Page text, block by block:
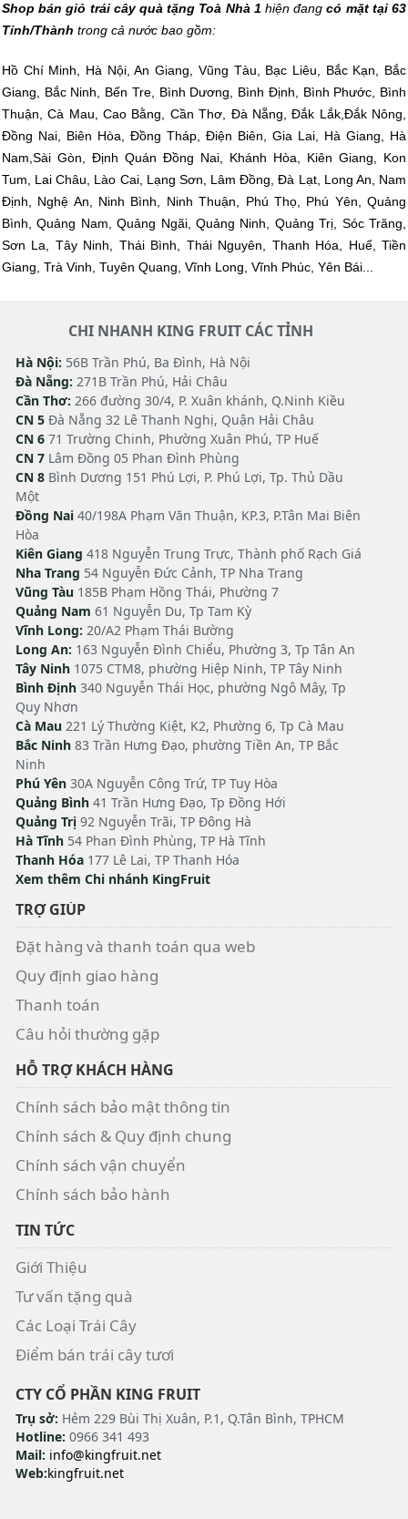
Shop bán giỏ trái cây quà tặng Toà Nhà 1 hiện đang có mặt tại 63
Tỉnh/Thành trong cả nước bao gồm:
Hồ Chí Minh, Hà Nội, An Giang, Vũng Tàu, Bạc Liêu, Bắc Kạn, Bắc
Giang, Bắc Ninh, Bến Tre, Bình Dương, Bình Định, Bình Phước, Bình
Thuận, Cà Mau, Cao Bằng, Cần Thơ, Đà Nẵng, Đắk Lắk,Đắk Nông,
Đồng Nai, Biên Hòa, Đồng Tháp, Điện Biên, Gia Lai, Hà Giang, Hà
Nam,Sài Gòn, Định Quán Đồng Nai, Khánh Hòa, Kiên Giang, Kon
Tum, Lai Châu, Lào Cai, Lạng Sơn, Lâm Đồng, Đà Lạt, Long An, Nam
Định, Nghệ An, Ninh Bình, Ninh Thuận, Phú Thọ, Phú Yên, Quảng
Bình, Quảng Nam, Quảng Ngãi, Quảng Ninh, Quảng Trị, Sóc Trăng,
Sơn La, Tây Ninh, Thái Bình, Thái Nguyên, Thanh Hóa, Huế, Tiền
Giang, Trà Vinh, Tuyên Quang, Vĩnh Long, Vĩnh Phúc, Yên Bái...
CHI NHANH KING FRUIT CÁC TỈNH
Hà Nội: 56B Trần Phú, Ba Đình, Hà Nội
Đà Nẵng: 271B Trần Phú, Hải Châu
Cần Thơ: 266 đường 30/4, P. Xuân khánh, Q.Ninh Kiều
CN 5 Đà Nẵng 32 Lê Thanh Nghị, Quận Hải Châu
CN 6 71 Trường Chinh, Phường Xuân Phú, TP Huế
CN 7 Lâm Đồng 05 Phan Đình Phùng
CN 8 Bình Dương 151 Phú Lợi, P. Phú Lợi, Tp. Thủ Dầu
Một
Đồng Nai 40/198A Phạm Văn Thuận, KP.3, P.Tân Mai Biên
Hòa
Kiên Giang 418 Nguyễn Trung Trực, Thành phố Rạch Giá
Nha Trang 54 Nguyễn Đức Cảnh, TP Nha Trang
Vũng Tàu 185B Phạm Hồng Thái, Phường 7
Quảng Nam 61 Nguyễn Du, Tp Tam Kỳ
Vĩnh Long: 20/A2 Phạm Thái Bường
Long An: 163 Nguyễn Đình Chiểu, Phường 3, Tp Tân An
Tây Ninh 1075 CTM8, phường Hiệp Ninh, TP Tây Ninh
Bình Định 340 Nguyễn Thái Học, phường Ngô Mây, Tp
Quy Nhơn
Cà Mau 221 Lý Thường Kiệt, K2, Phường 6, Tp Cà Mau
Bắc Ninh 83 Trần Hưng Đạo, phường Tiền An, TP Bắc
Ninh
Phú Yên 30A Nguyễn Công Trứ, TP Tuy Hòa
Quảng Bình 41 Trần Hưng Đạo, Tp Đồng Hới
Quảng Trị 92 Nguyễn Trãi, TP Đông Hà
Hà Tĩnh 54 Phan Đình Phùng, TP Hà Tĩnh
Thanh Hóa 177 Lê Lai, TP Thanh Hóa
Xem thêm Chi nhánh KingFruit
TRỢ GIÚP
Đặt hàng và thanh toán qua web
Quy định giao hàng
Thanh toán
Câu hỏi thường gặp
HỖ TRỢ KHÁCH HÀNG
Chính sách bảo mật thông tin
Chính sách & Quy định chung
Chính sách vận chuyển
Chính sách bảo hành
TIN TỨC
Giới Thiệu
Tư vấn tặng quà
Các Loại Trái Cây
Điểm bán trái cây tươi
CTY CỔ PHẦN KING FRUIT
Trụ sở: Hẻm 229 Bùi Thị Xuân, P.1, Q.Tân Bình, TPHCM
Hotline: 0966 341 493
Mail: info@kingfruit.net
Web:kingfruit.net